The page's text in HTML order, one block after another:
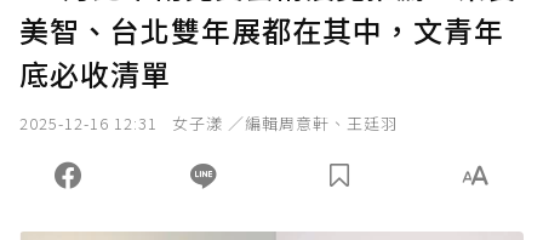
美智、台北雙年展都在其中，文青年
底必收清單
2025-12-16 12:31 女子漾 ／編輯周意軒、王廷羽